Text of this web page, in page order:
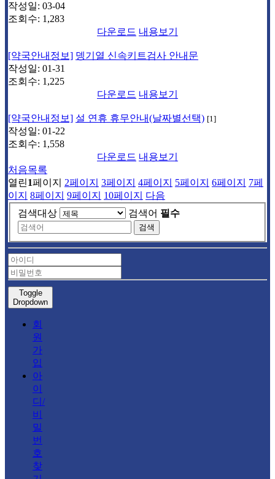
작성일: 03-04
조회수: 1,283
다운로드 내용보기
[약국안내정보] 뎅기열 신속키트검사 안내문
작성일: 01-31
조회수: 1,225
다운로드 내용보기
[약국안내정보] 설 연휴 휴무안내(날짜별선택) [1]
작성일: 01-22
조회수: 1,558
다운로드 내용보기
처음목록
열린1페이지 2페이지 3페이지 4페이지 5페이지 6페이지 7페
이지 8페이지 9페이지 10페이지
다음
검색대상
검색어 필수
검색
Toggle
Dropdown
회
원
가
입
아
이
디/
비
밀
번
호
찾